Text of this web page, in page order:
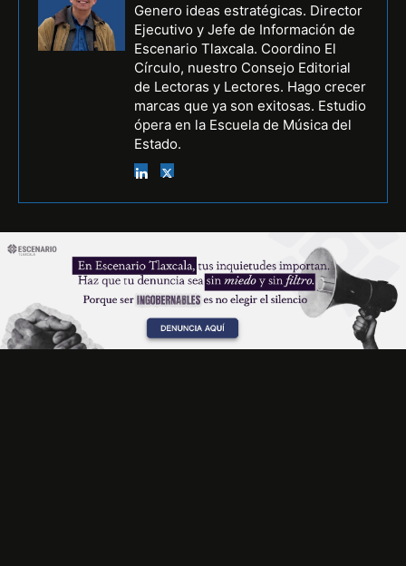
Genero ideas estratégicas. Director
Ejecutivo y Jefe de Información de
Escenario Tlaxcala. Coordino El
Círculo, nuestro Consejo Editorial
de Lectoras y Lectores. Hago crecer
marcas que ya son exitosas. Estudio
ópera en la Escuela de Música del
Estado.